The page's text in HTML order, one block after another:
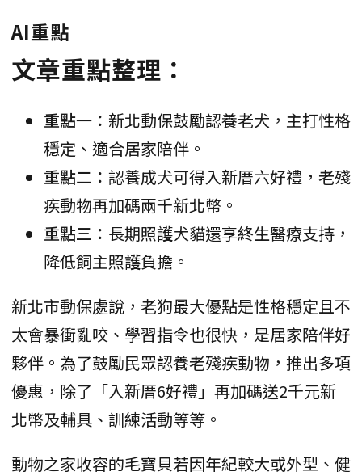
AI重點
文章重點整理：
重點一： 新北動保鼓勵認養老犬，主打性格
穩定、適合居家陪伴。
重點二： 認養成犬可得入新厝六好禮，老殘
疾動物再加碼兩千新北幣。
重點三： 長期照護犬貓還享終生醫療支持，
降低飼主照護負擔。
新北市動保處說，老狗最大優點是性格穩定且不
太會暴衝亂咬、學習指令也很快，是居家陪伴好
夥伴。為了鼓勵民眾認養老殘疾動物，推出多項
優惠，除了「入新厝6好禮」再加碼送2千元新
北幣及輔具、訓練活動等等。
動物之家收容的毛寶貝若因年紀較大或外型、健